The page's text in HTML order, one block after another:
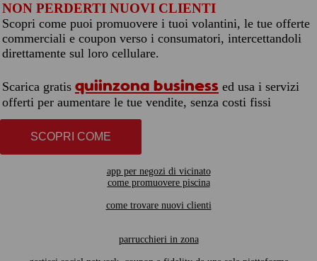
NON PERDERTI NUOVI CLIENTI
Scopri come puoi promuovere i tuoi volantini, le tue offerte
commerciali e coupon verso i consumatori, intercettandoli
direttamente sul loro cellulare.
Scarica gratis quiinzona business ed usa i servizi
offerti per aumentare le tue vendite, senza costi fissi
SCOPRI COME
app per negozi di vicinato
come promuovere piscina
come trovare nuovi clienti
parrucchieri in zona